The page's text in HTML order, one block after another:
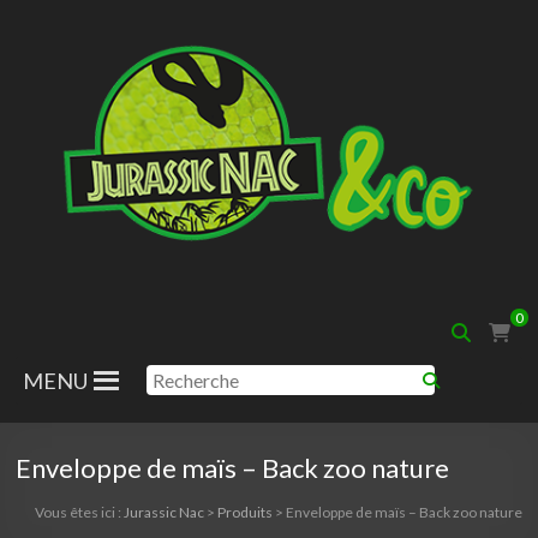
Nac
0
MENU
Enveloppe de maïs – Back zoo nature
Vous êtes ici : Jurassic Nac> Produits > Enveloppe de maïs – Back zoo nature